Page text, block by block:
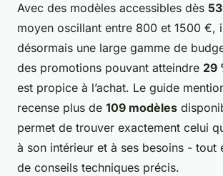
Avec des modèles accessibles dès
moyen oscillant entre 800 et 1500 €,
désormais une large gamme de
des promotions pouvant atteindre 29
est propice à l’achat. Le guide
recense plus de 109 modèles
permet de trouver exactement celui
à son intérieur et à ses besoins - tout
de conseils techniques précis.